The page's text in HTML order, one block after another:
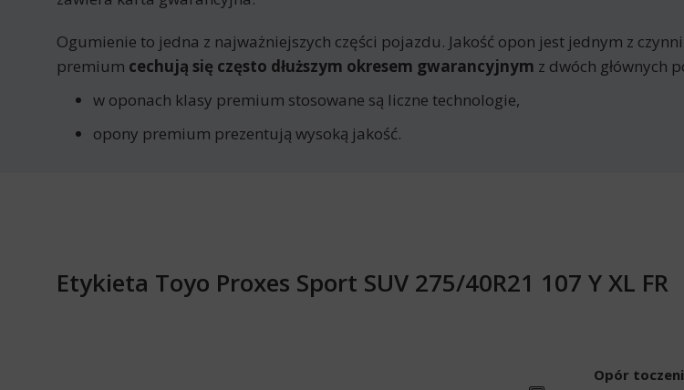
Ogumienie to jedna z najważniejszych części pojazdu. Jakość opon jest jednym z
premium cechują się często dłuższym okresem gwarancyjnym z dwóch głównych
w oponach klasy premium stosowane są liczne technologie,
opony premium prezentują wysoką jakość.
Etykieta Toyo Proxes Sport SUV 275/40R21 107 Y XL FR
Opór